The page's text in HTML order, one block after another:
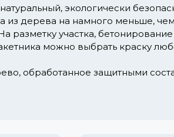
экологически
из дерева на намного меньше,
разметку участка,
можно выбрать краску
обработанное защитными